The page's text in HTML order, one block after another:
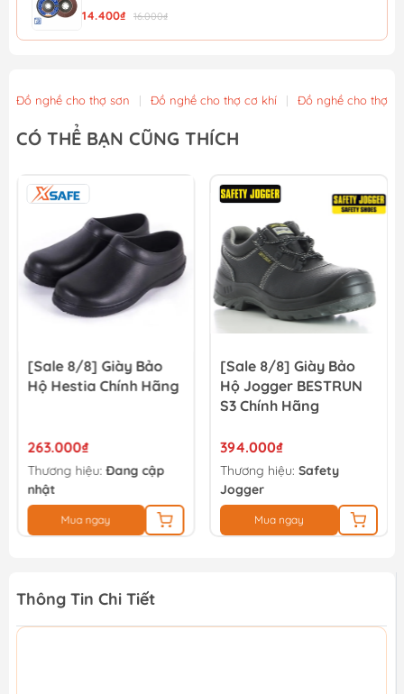
14.400₫ 16.000₫
Đá mài kim loại 115x6x22.2mm WadFow WAC1347
13.500₫
Nhám xếp P40 - 100mm Total TAC6310040
13.500₫ 15.000₫
Đồ nghề cho thợ sơn | Đồ nghề cho thợ cơ khí | Đồ nghề cho thợ
CÓ THỂ BẠN CŨNG THÍCH
[Sale 8/8] Giày Bảo
Hộ Hestia Chính Hãng
263.000₫
Thương hiệu: Đang cập
nhật
Mua ngay
[Sale 8/8] Giày Bảo
Hộ Jogger BESTRUN
S3 Chính Hãng
394.000₫
Thương hiệu: Safety
Jogger
Mua ngay
Thông Tin Chi Tiết